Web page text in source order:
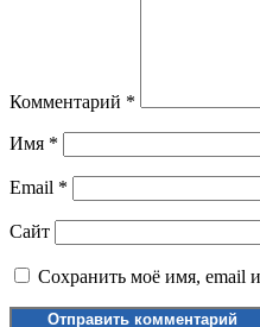
Комментарий *
Имя *
Email *
Сайт
Сохранить моё имя, email